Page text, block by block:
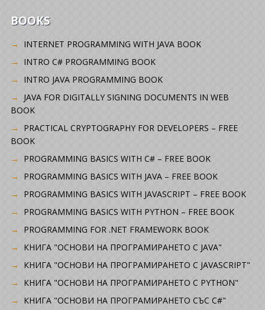
BOOKS
INTERNET PROGRAMMING WITH JAVA BOOK
INTRO C# PROGRAMMING BOOK
INTRO JAVA PROGRAMMING BOOK
JAVA FOR DIGITALLY SIGNING DOCUMENTS IN WEB
BOOK
PRACTICAL CRYPTOGRAPHY FOR DEVELOPERS – FREE
BOOK
PROGRAMMING BASICS WITH C# – FREE BOOK
PROGRAMMING BASICS WITH JAVA – FREE BOOK
PROGRAMMING BASICS WITH JAVASCRIPT – FREE BOOK
PROGRAMMING BASICS WITH PYTHON – FREE BOOK
PROGRAMMING FOR .NET FRAMEWORK BOOK
КНИГА "ОСНОВИ НА ПРОГРАМИРАНЕТО С JAVA"
КНИГА "ОСНОВИ НА ПРОГРАМИРАНЕТО С JAVASCRIPT"
КНИГА "ОСНОВИ НА ПРОГРАМИРАНЕТО С PYTHON"
КНИГА "ОСНОВИ НА ПРОГРАМИРАНЕТО СЪС C#"